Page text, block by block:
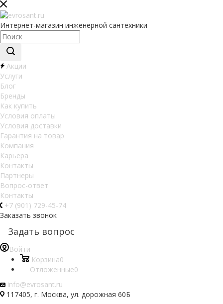
Интернет-магазин инженерной сантехники
Акции
Услуги
Блог
Бренды
Как купить
Условия оплаты
Условия доставки
Гарантия на товар
Компания
Карьера
Контакты
Партнеры
Вопрос-ответ
Контакты
+7 (901) 729-45-74
Заказать звонок
Задать вопрос
Войти
Корзина0
Отложенные0
info@evrosant.ru
117405, г. Москва, ул. дорожная 60Б